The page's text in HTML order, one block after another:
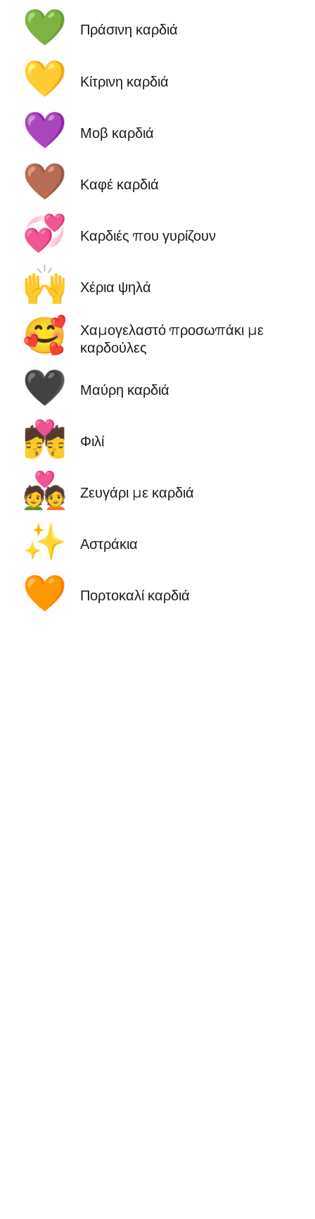
💚 Πράσινη καρδιά
💛 Κίτρινη καρδιά
💜 Μοβ καρδιά
🤎 Καφέ καρδιά
💞 Καρδιές που γυρίζουν
🙌 Χέρια ψηλά
🥰
Χαμογελαστό προσωπάκι με
καρδούλες
🖤 Μαύρη καρδιά
💏 Φιλί
💑 Ζευγάρι με καρδιά
✨ Αστράκια
🧡 Πορτοκαλί καρδιά